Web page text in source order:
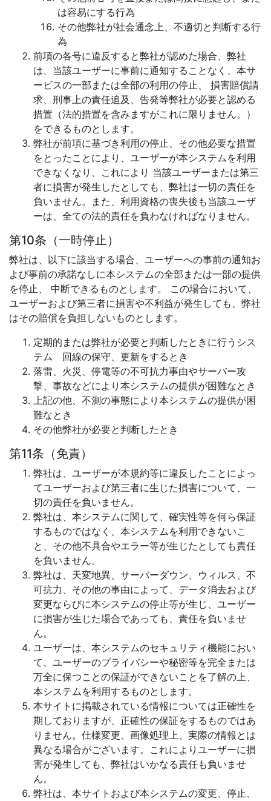
は容易にする行為
その他弊社が社会通念上、不適切と判断する行
為
前項の各号に違反すると弊社が認めた場合、弊社
は、当該ユーザーに事前に通知することなく、本サ
ービスの一部または全部の利用の停止、 損害賠償請
求、刑事上の責任追及、告発等弊社が必要と認める
措置（法的措置を含みますがこれに限りません。）
をできるものとします。
弊社が前項に基づき利用の停止、その他必要な措置
をとったことにより、ユーザーが本システムを利用
できなくなり、これにより 当該ユーザーまたは第三
者に損害が発生したとしても、弊社は一切の責任を
負いません。また、利用資格の喪失後も当該ユーザ
ーは、全ての法的責任を負わなければなりません。
第10条（一時停止）
弊社は、以下に該当する場合、ユーザーへの事前の通知お
よび事前の承諾なしに本システムの全部または一部の提供
を停止、 中断できるものとします。 この場合において、
ユーザーおよび第三者に損害や不利益が発生しても、弊社
はその賠償を負担しないものとします。
定期的または弊社が必要と判断したときに行うシス
テム 回線の保守、更新をするとき
落雷、火災、停電等の不可抗力事由やサーバー攻
撃、事故などにより本システムの提供が困難なとき
上記の他、不測の事態により本システムの提供が困
難なとき
その他弊社が必要と判断したとき
第11条（免責）
弊社は、ユーザーが本規約等に違反したことによっ
てユーザーおよび第三者に生じた損害について、一
切の責任を負いません。
弊社は、本システムに関して、確実性等を何ら保証
するものではなく、本システムを利用できないこ
と、その他不具合やエラー等が生じたとしても責任
を負いません。
弊社は、天変地異、サーバーダウン、ウィルス、不
可抗力、その他の事由によって、データ消去および
変更ならびに本システムの停止等が生じ、ユーザー
に損害が生じた場合であっても、責任を負いませ
ん。
ユーザーは、本システムのセキュリティ機能におい
て、ユーザーのプライバシーや秘密等を完全または
万全に保つことの保証ができないことを了解の上、
本システムを利用するものとします。
本サイトに掲載されている情報については正確性を
期しておりますが、正確性の保証をするものではあ
りません。仕様変更、画像処理上、実際の情報とは
異なる場合がございます。これによりユーザーに損
害が発生しても、弊社はいかなる責任も負いませ
ん。
弊社は、本サイトおよび本システムの変更、停止、